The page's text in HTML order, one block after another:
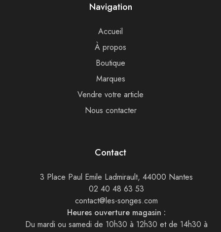
Navigation
Accueil
À propos
Boutique
Marques
Vendre votre article
Nous contacter
Contact
3 Place Paul Emile Ladmirault, 44000 Nantes
02 40 48 63 53
contact@les-songes.com
Heures ouverture magasin :
Du mardi ou samedi de 10h30 à 12h30 et de 14h30 à